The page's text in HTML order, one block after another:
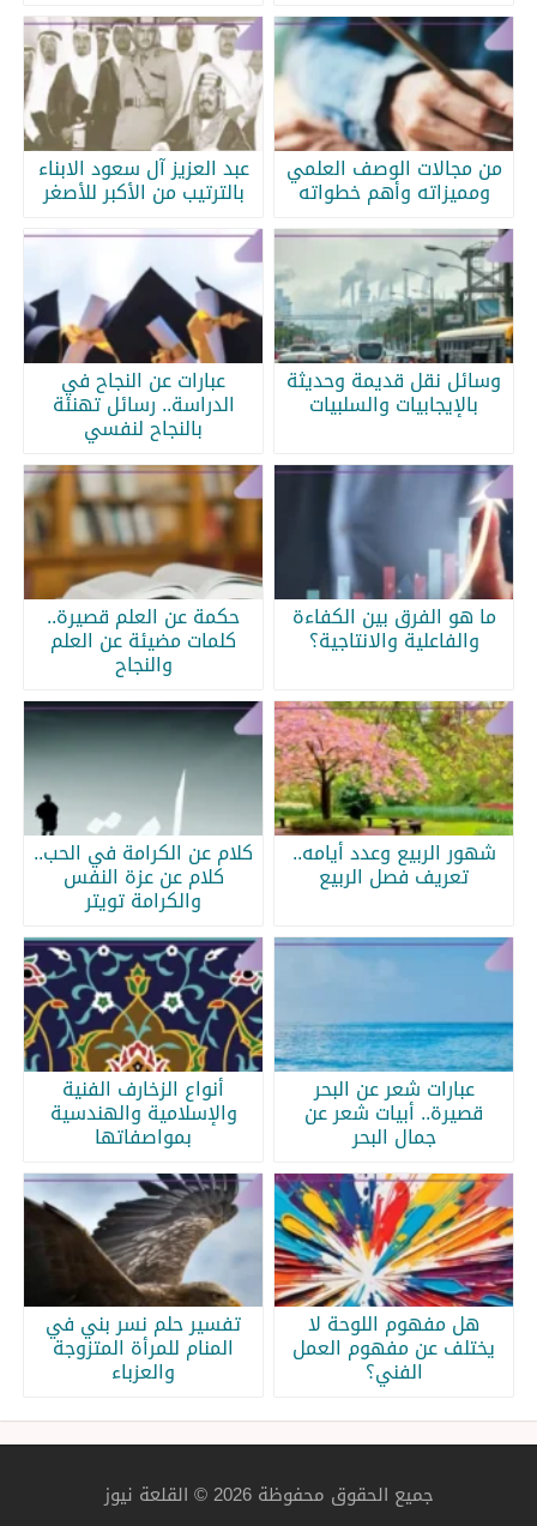
من مجالات الوصف العلمي
ومميزاته وأهم خطواته
عبد العزيز آل سعود الابناء
بالترتيب من الأكبر للأصغر
وسائل نقل قديمة وحديثة
بالإيجابيات والسلبيات
عبارات عن النجاح في
الدراسة.. رسائل تهنئة
بالنجاح لنفسي
ما هو الفرق بين الكفاءة
والفاعلية والانتاجية؟
حكمة عن العلم قصيرة..
كلمات مضيئة عن العلم
والنجاح
شهور الربيع وعدد أيامه..
تعريف فصل الربيع
كلام عن الكرامة في الحب..
كلام عن عزة النفس
والكرامة تويتر
عبارات شعر عن البحر
قصيرة.. أبيات شعر عن
جمال البحر
أنواع الزخارف الفنية
والإسلامية والهندسية
بمواصفاتها
هل مفهوم اللوحة لا
يختلف عن مفهوم العمل
الفني؟
تفسير حلم نسر بني في
المنام للمرأة المتزوجة
والعزباء
جميع الحقوق محفوظة 2026 © القلعة نيوز